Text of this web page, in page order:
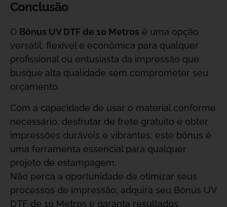
Conclusão
O Bônus UV DTF de 10 Metros é uma opção
versátil, flexível e econômica para qualquer
profissional ou entusiasta da impressão que
busque alta qualidade sem comprometer seu
orçamento.
Com a capacidade de usar o material conforme
necessário, desfrutar de frete gratuito e obter
impressões duráveis e vibrantes, este bônus é
uma ferramenta essencial para qualquer
projeto de estampagem.
Não perca a oportunidade de otimizar seus
processos de impressão; adquira seu Bônus UV
DTF de 10 Metros e garanta resultados